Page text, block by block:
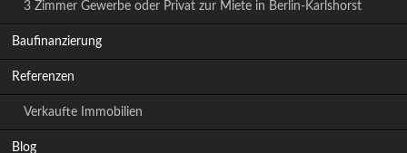
3 Zimmer Gewerbe oder Privat zur Miete in Berlin-Karlshorst
Baufinanzierung
Referenzen
Verkaufte Immobilien
Blog